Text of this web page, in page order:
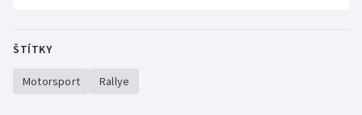
ŠTÍTKY
Motorsport Rallye